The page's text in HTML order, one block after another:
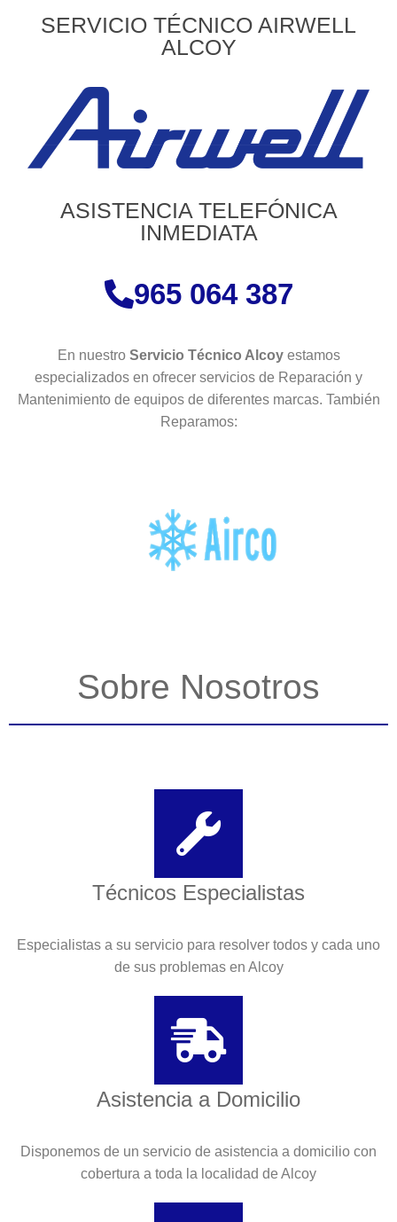
SERVICIO TÉCNICO AIRWELL
ALCOY
ASISTENCIA TELEFÓNICA
INMEDIATA
965 064 387
En nuestro Servicio Técnico Alcoy estamos
especializados en ofrecer servicios de Reparación y
Mantenimiento de equipos de diferentes marcas. También
Reparamos:
Sobre Nosotros
Técnicos Especialistas
Especialistas a su servicio para resolver todos y cada uno
de sus problemas en Alcoy
Asistencia a Domicilio
Disponemos de un servicio de asistencia a domicilio con
cobertura a toda la localidad de Alcoy